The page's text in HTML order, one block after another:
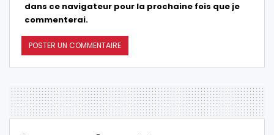
dans ce navigateur pour la prochaine fois que je
commenterai.